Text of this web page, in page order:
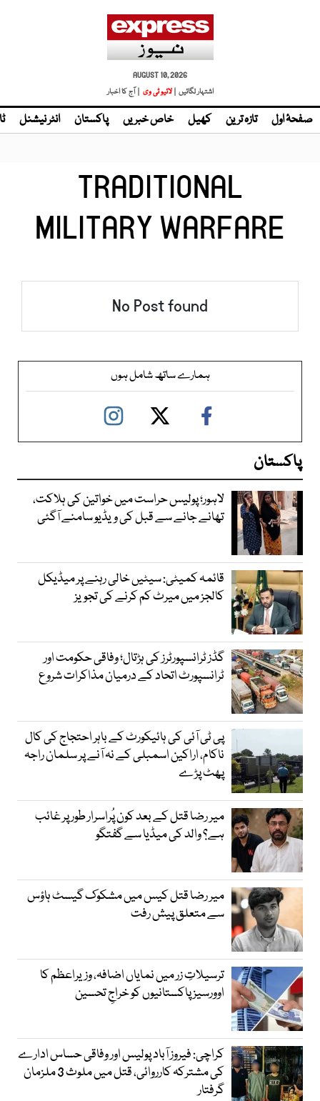
AUGUST 10, 2026
اشتہار لگائیں | لائیو ٹی وی | آج کا اخبار
صفحۂ اول تازہ ترین کھیل خاص خبریں پاکستان انٹر نیشنل
TRADITIONAL
MILITARY WARFARE
No Post found
ہمارے ساتھ شامل ہوں
پاکستان
لاہور؛ پولیس حراست میں خواتین کی ہلاکت،
تھانے جانے سے قبل کی ویڈیو سامنے آگئی
قائمہ کمیٹی: سیٹیں خالی رہنے پر میڈیکل
کالجز میں میرٹ کم کرنے کی تجویز
گڈز ٹرانسپورٹرز کی ہڑتال؛ وفاقی حکومت اور
ٹرانسپورٹ اتحاد کے درمیان مذاکرات شروع
پی ٹی آئی کی ہائیکورٹ کے باہر احتجاج کی کال
ناکام، اراکین اسمبلی کے نہ آنے پر سلمان راجہ
پھٹ پڑے
میر رضا قتل کے بعد کون پُراسرار طور پر غائب
ہے؟ والد کی میڈیا سے گفتگو
میر رضا قتل کیس میں مشکوک گیسٹ ہاؤس
سے متعلق پیش رفت
ترسیلاتِ زر میں نمایاں اضافہ، وزیراعظم کا
اوورسیز پاکستانیوں کو خراجِ تحسین
کراچی: فیروز آباد پولیس اور وفاقی حساس ادارے
کی مشترکہ کارروائی، قتل میں ملوث 3 ملزمان
گرفتار